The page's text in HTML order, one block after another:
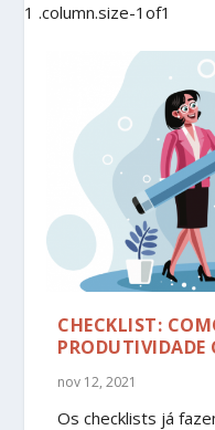
CHECKLIST:
PRODUTIVIDADE
nov 12, 2021
Os checklists já